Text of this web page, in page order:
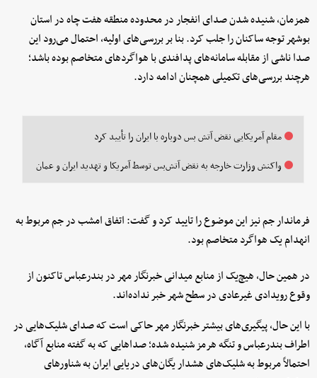
همزمان، شنیده شدن صدای انفجار در محدوده منطقه هفت چاه در استان
بوشهر توجه ساکنان را جلب کرد. بنا بر بررسی‌های اولیه، احتمال می‌رود این
صدا ناشی از مقابله سامانه‌های پدافندی با هواگردهای متخاصم بوده باشد؛
هرچند بررسی‌های تکمیلی همچنان ادامه دارد.
مقام آمریکایی نقض آتش بس دوباره با ایران را تأیید کرد
واکنش وزارت خارجه به نقض آتش‌بس توسط آمریکا و تهدید ایران و عمان
فرماندار جم نیز این موضوع را تایید کرد و گفت: اتفاق امشب در جم مربوط به
انهدام یک هواگرد متخاصم بود.
در همین حال، هیچ‌یک از منابع میدانی خبرنگار مهر در بندرعباس تاکنون از
وقوع رویدادی غیرعادی در سطح شهر خبر نداده‌اند.
با این حال، پیگیری‌های بیشتر خبرنگار مهر حاکی است که صدای شلیک‌هایی در
اطراف بندرعباس و تنگه هرمز شنیده شده؛ صداهایی که به گفته منابع آگاه،
احتمالاً مربوط به شلیک‌های هشدار یگان‌های دریایی ایران به شناورهای